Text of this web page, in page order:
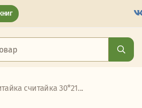
считайка 30*21...